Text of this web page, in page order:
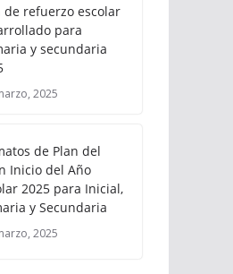
de refuerzo escolar
para
y secundaria
2025
de Plan del
Inicio del Año
2025 para Inicial,
y Secundaria
2025